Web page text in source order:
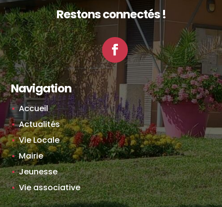
Restons connectés !
Facebook
Navigation
Accueil
Actualités
Vie Locale
Mairie
Jeunesse
Vie associative